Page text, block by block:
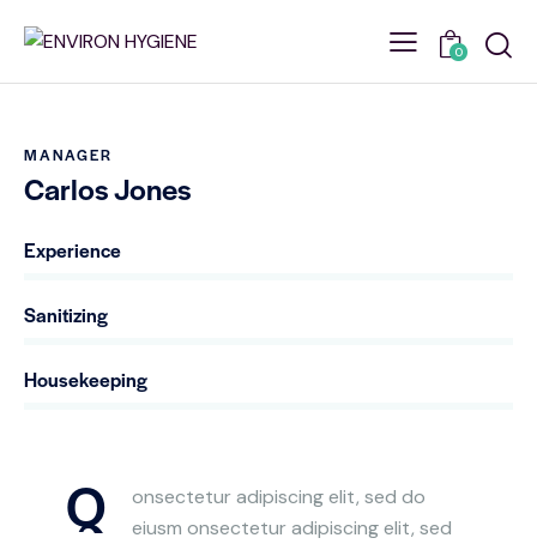
0
MANAGER
Carlos Jones
Experience
Sanitizing
Housekeeping
Q
onsectetur adipiscing elit, sed do
eiusm onsectetur adipiscing elit, sed